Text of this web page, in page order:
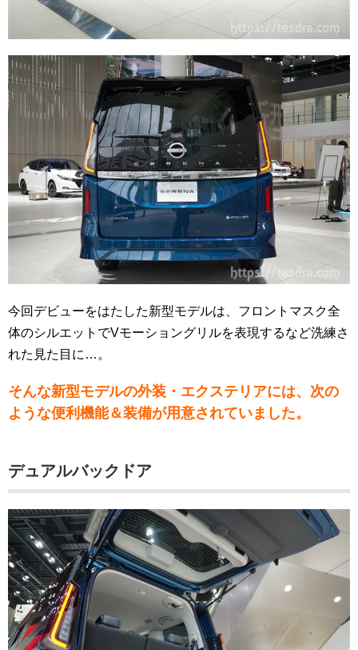
今回デビューをはたした新型モデルは、フロントマスク全
体のシルエットでVモーショングリルを表現するなど洗練さ
れた見た目に…。
そんな新型モデルの外装・エクステリアには、次の
ような便利機能＆装備が用意されていました。
デュアルバックドア